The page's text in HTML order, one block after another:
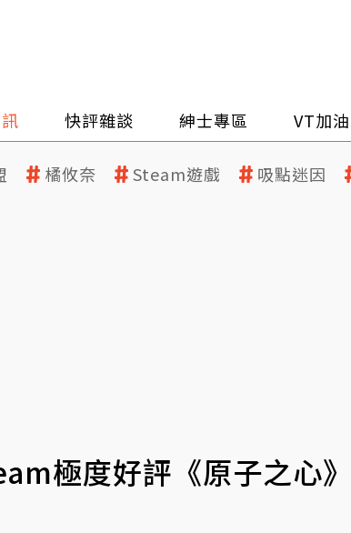
快評雜談 紳士專區 VT加
橘攸奈 Steam遊戲 吸點迷因
極度好評《原子之心